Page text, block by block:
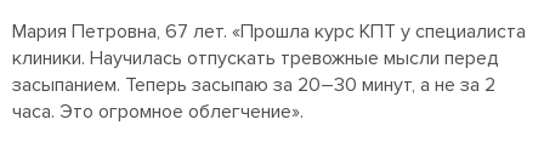
Мария Петровна, 67 лет. «Прошла курс КПТ у специалиста
клиники. Научилась отпускать тревожные мысли перед
засыпанием. Теперь засыпаю за 20–30 минут, а не за 2
часа. Это огромное облегчение».